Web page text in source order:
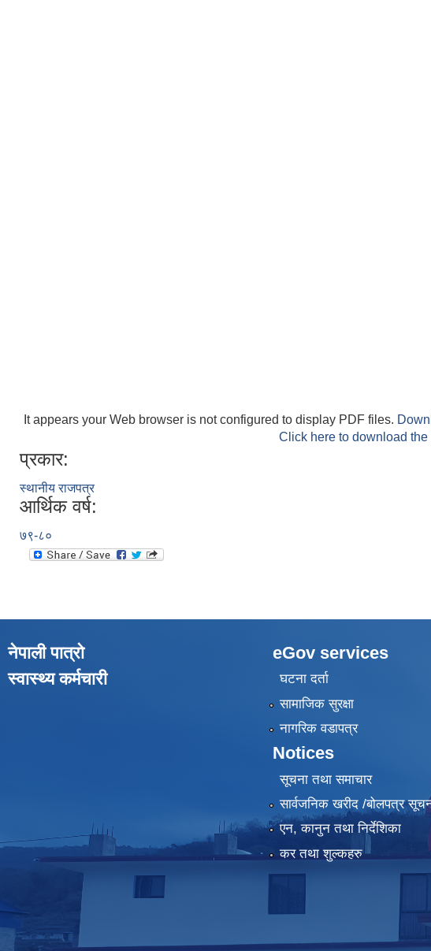
It appears your Web browser is not configured to display PDF files.
Click here to download the
प्रकार:
स्थानीय राजपत्र
आर्थिक वर्ष:
७९-८०
नेपाली पात्रो
स्वास्थ्य कर्मचारी
eGov services
घटना दर्ता
सामाजिक सुरक्षा
नागरिक वडापत्र
Notices
सूचना तथा समाचार
सार्वजनिक खरीद /बोलपत्र
एन, कानुन तथा निर्देशिका
कर तथा शुल्कहरु